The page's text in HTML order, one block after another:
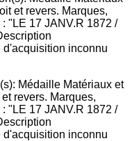
Médaille Matériaux et
revers. Marques,
"LE 17 JANV.R 1872 /
d'acquisition inconnu